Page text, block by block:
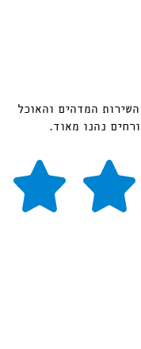
המדהים והאוכל
נהנו מאוד.